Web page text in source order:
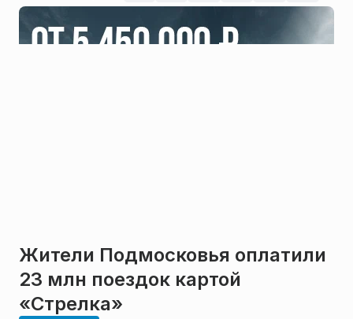
Жители Подмосковья оплатили
23 млн поездок картой
«Стрелка»